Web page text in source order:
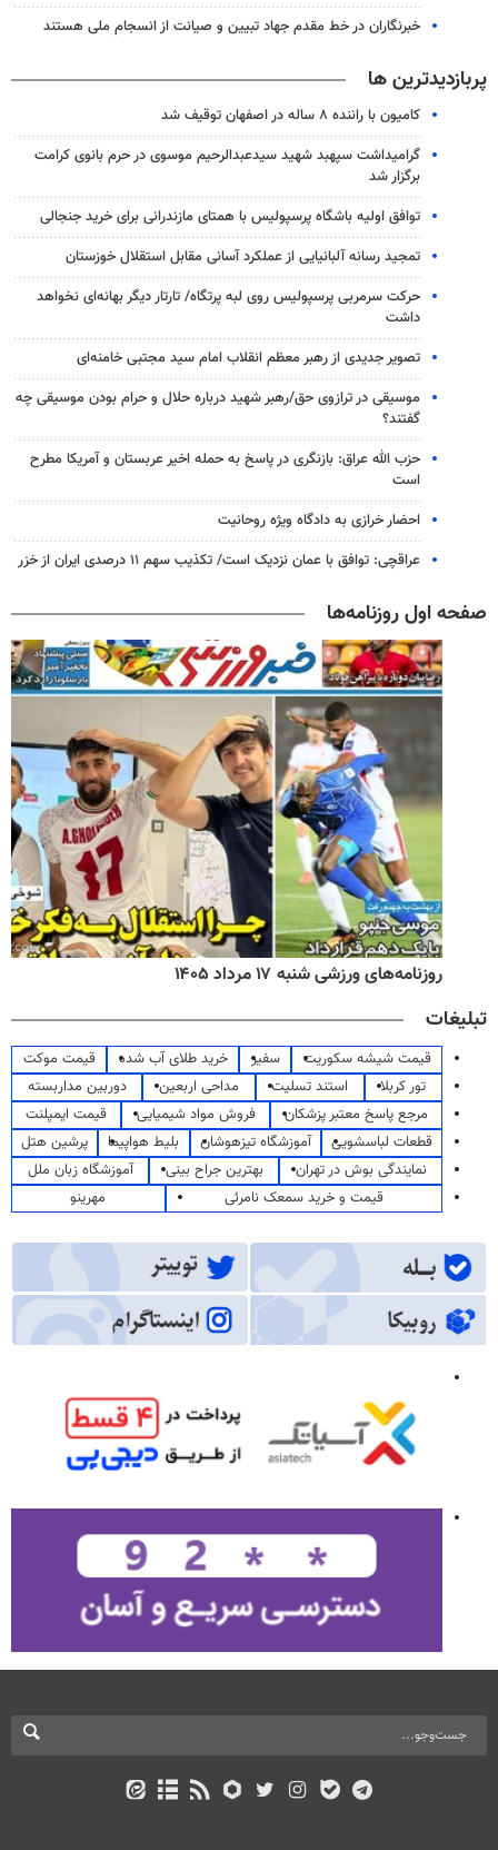
خبرنگاران در خط مقدم جهاد تبیین و صیانت از انسجام ملی هستند
پربازدیدترین ها
کامیون با راننده ۸ ساله در اصفهان توقیف شد
گرامیداشت سپهبد شهید سیدعبدالرحیم موسوی در حرم بانوی کرامت
برگزار شد
توافق اولیه باشگاه پرسپولیس با همتای مازندرانی برای خرید جنجالی
تمجید رسانه آلبانیایی از عملکرد آسانی مقابل استقلال خوزستان
حرکت سرمربی پرسپولیس روی لبه پرتگاه/ تارتار دیگر بهانه‌ای نخواهد
داشت
تصویر جدیدی از رهبر معظم انقلاب امام سید مجتبی خامنه‌ای
موسیقی در ترازوی حق/رهبر شهید درباره حلال و حرام بودن موسیقی چه
گفتند؟
حزب الله عراق: بازنگری در پاسخ به حمله اخیر عربستان و آمریکا مطرح
است
احضار خرازی به دادگاه ویژه روحانیت
عراقچی: توافق با عمان نزدیک است/ تکذیب سهم ۱۱ درصدی ایران از خزر
صفحه اول روزنامه‌ها
روزنامه‌های ورزشی شنبه ۱۷ مرداد ۱۴۰۵
تبلیغات
قیمت شیشه سکوریت سفیر خرید طلای آب شده
قیمت موکت
تور کربلا
استند تسلیت مداحی اربعین
دوربین مداربسته
مرجع پاسخ معتبر پزشکان
فروش مواد شیمیایی
قیمت ایمپلنت
قطعات لباسشویی
آموزشگاه تیزهوشان بلیط هواپیما
پرشین هتل
نمایندگی بوش در تهران
بهترین جراح بینی
آموزشگاه زبان ملل
قیمت و خرید سمعک نامرئی
مهرینو